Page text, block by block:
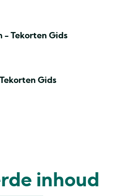
- Tekorten Gids
Gids
inhoud